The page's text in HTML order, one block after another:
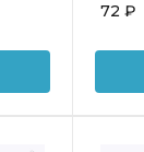
72 ₽